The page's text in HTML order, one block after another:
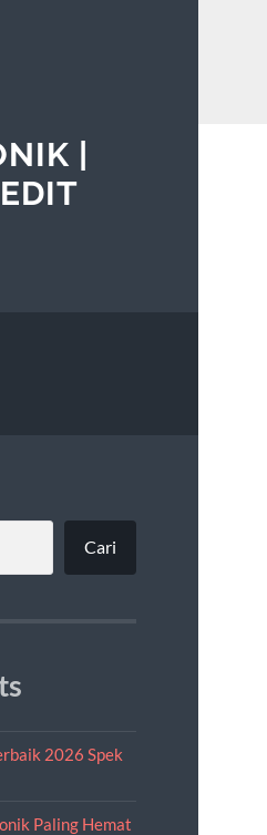
|
Cari
2026 Spek
Paling Hemat